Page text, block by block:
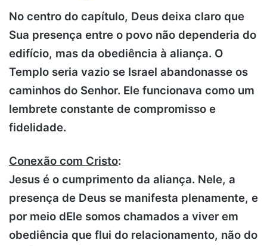
No centro do capítulo, Deus deixa claro que
Sua presença entre o povo não dependeria do
edifício, mas da obediência à aliança. O
Templo seria vazio se Israel abandonasse os
caminhos do Senhor. Ele funcionava como um
lembrete constante de compromisso e
fidelidade.
Conexão com Cristo:
Jesus é o cumprimento da aliança. Nele, a
presença de Deus se manifesta plenamente, e
por meio dEle somos chamados a viver em
obediência que flui do relacionamento, não do